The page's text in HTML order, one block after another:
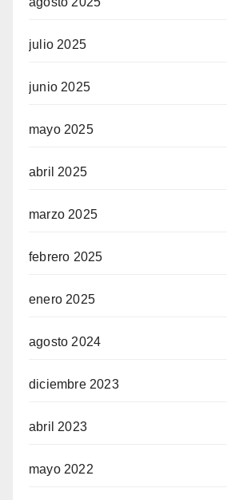
julio 2025
junio 2025
mayo 2025
abril 2025
marzo 2025
febrero 2025
enero 2025
agosto 2024
diciembre 2023
abril 2023
mayo 2022